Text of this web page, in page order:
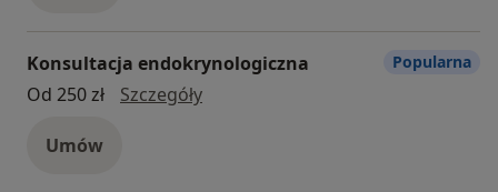
Konsultacja endokrynologiczna
Od 250 zł
SzczegółyKonsultacja endokrynologiczna
Umów
Popularna